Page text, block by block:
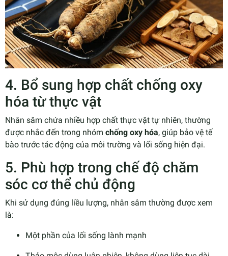
4. Bổ sung hợp chất chống oxy
hóa từ thực vật
Nhân sâm chứa nhiều hợp chất thực vật tự nhiên, thường
được nhắc đến trong nhóm chống oxy hóa, giúp bảo vệ tế
bào trước tác động của môi trường và lối sống hiện đại.
5. Phù hợp trong chế độ chăm
sóc cơ thể chủ động
Khi sử dụng đúng liều lượng, nhân sâm thường được xem
là:
Một phần của lối sống lành mạnh